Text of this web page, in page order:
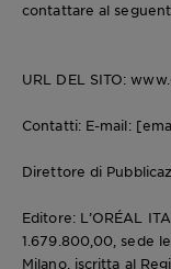
contattare al
URL DEL SITO:
Contatti: E-mail:
Direttore di
Editore: L’ORÉAL
1.679.800,00, sede
Milano, iscritta al